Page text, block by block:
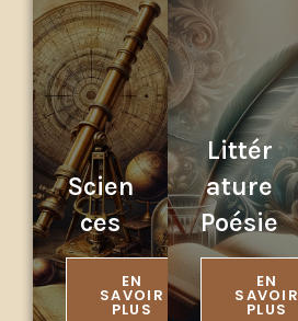
Scien
ces
EN
SAVOIR
PLUS
Littér
ature
Poésie
EN
SAVOIR
PLUS